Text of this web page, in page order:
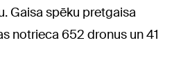
Gaisa spēku pretgaisa
notrieca 652 dronus un 41